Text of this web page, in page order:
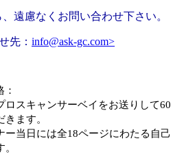
遠慮なくお問い合わせ下さい。
先： info@ask-gc.com>
ロスキャンサーベイをお送りして60
ます。
ー当日には全18ページにわたる自己